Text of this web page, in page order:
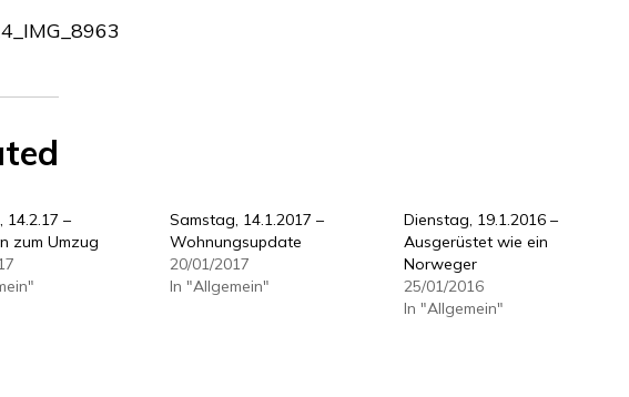
14.2.17 –
zum Umzug
Samstag, 14.1.2017 –
Wohnungsupdate
20/01/2017
In "Allgemein"
Dienstag, 19.1.2016 –
Ausgerüstet wie ein
Norweger
25/01/2016
In "Allgemein"